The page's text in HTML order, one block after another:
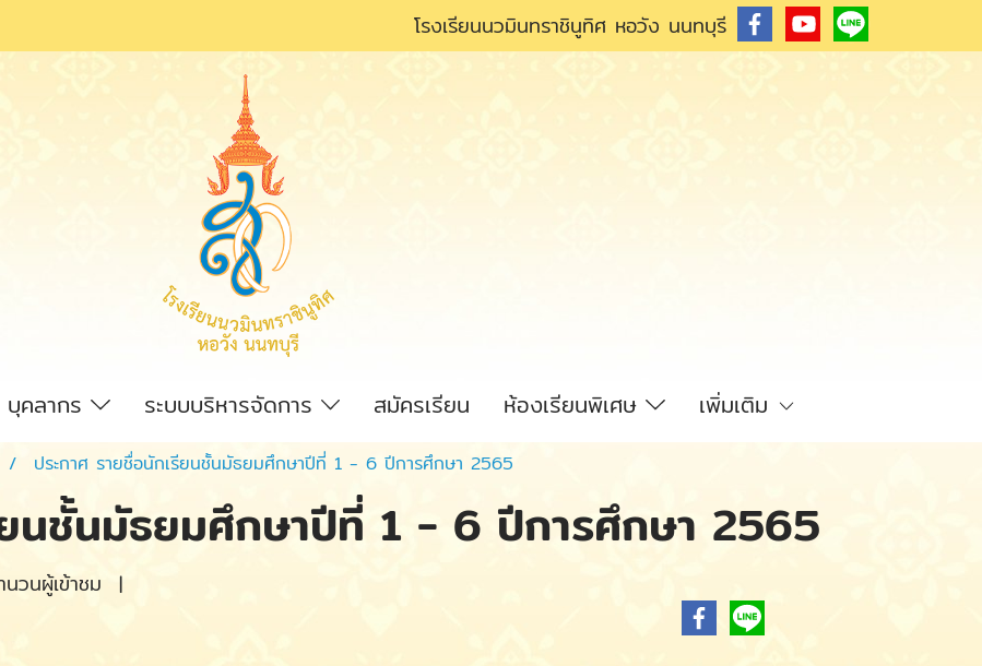
โรงเรียนนวมินทราชินูทิศ หอวัง นนทบุรี
บุคลากร ระบบบริหารจัดการ สมัครเรียน ห้องเรียนพิเศษ เพิ่มเติม
ประกาศ รายชื่อนักเรียนชั้นมัธยมศึกษาปีที่ 1 - 6 ปีการศึกษา 2565
ยนชั้นมัธยมศึกษาปีที่ 1 - 6 ปีการศึกษา 2565
วนผู้เข้าชม |